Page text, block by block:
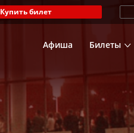
Купить билет
Афиша Билеты